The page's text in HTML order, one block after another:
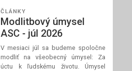
ČLÁNKY
Modlitbový úmysel
ASC - júl 2026
V mesiaci júl sa budeme spoločne
modliť na všeobecný úmysel: Za
úctu k ľudskému životu. Úmysel